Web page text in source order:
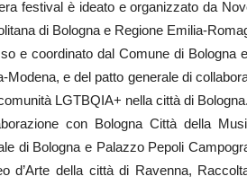
festival è ideato e organizzato da
di Bologna e Regione Emilia-
e coordinato dal Comune di Bologna
Modena, e del patto generale di
LGTBQIA+ nella città di Bologna.
con Bologna Città della
di Bologna e Palazzo Pepoli
d’Arte della città di Ravenna,